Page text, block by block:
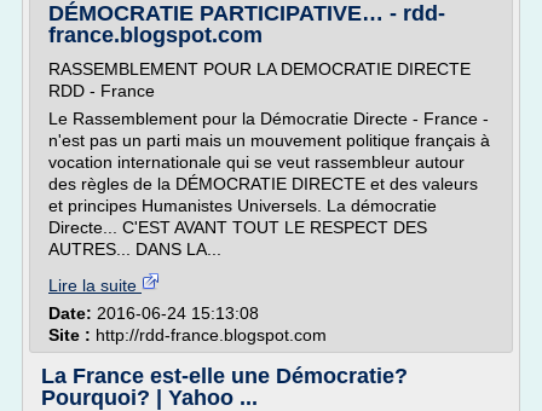
DÉMOCRATIE PARTICIPATIVE… - rdd-
france.blogspot.com
RASSEMBLEMENT POUR LA DEMOCRATIE DIRECTE
RDD - France
Le Rassemblement pour la Démocratie Directe - France -
n'est pas un parti mais un mouvement politique français à
vocation internationale qui se veut rassembleur autour
des règles de la DÉMOCRATIE DIRECTE et des valeurs
et principes Humanistes Universels. La démocratie
Directe... C'EST AVANT TOUT LE RESPECT DES
AUTRES... DANS LA...
Lire la suite
Date: 2016-06-24 15:13:08
Site : http://rdd-france.blogspot.com
La France est-elle une Démocratie?
Pourquoi? | Yahoo ...